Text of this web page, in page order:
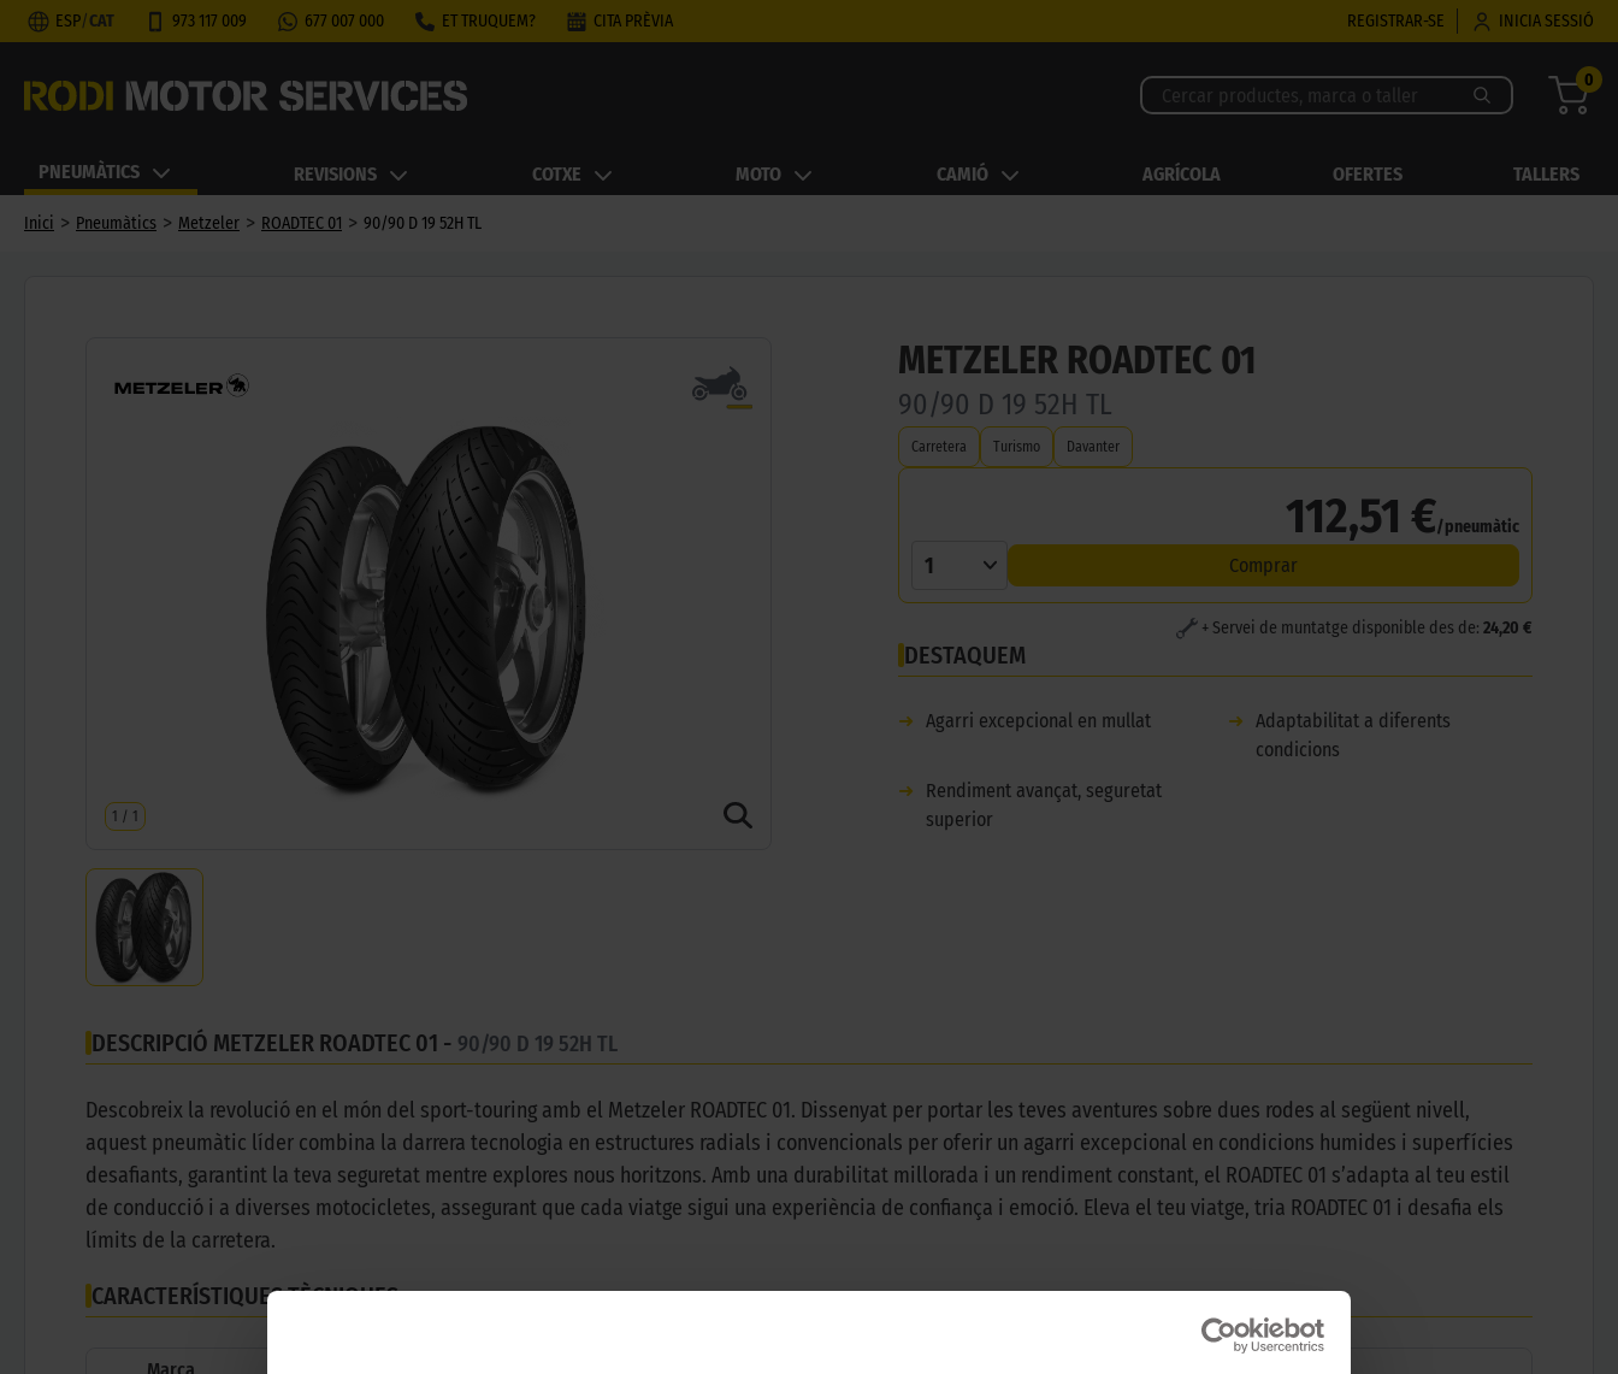
ESP/CAT 973 117 009 677 007 000 ET TRUQUEM? CITA PRÈVIA REGISTRAR-SE INICIA SESSIÓ
0
PNEUMÀTICS REVISIONS COTXE MOTO CAMIÓ AGRÍCOLA OFERTES TALLERS
Inici > Pneumàtics > Metzeler > ROADTEC 01 > 90/90 D 19 52H TL
1 / 1
METZELER ROADTEC 01
90/90 D 19 52H TL
Carretera Turismo Davanter
112,51 €/pneumàtic
1 Comprar
+ Servei de muntatge disponible des de: 24,20 €
DESTAQUEM
➜ Agarri excepcional en mullat ➜ Adaptabilitat a diferents
condicions
➜
Rendiment avançat, seguretat
superior
DESCRIPCIÓ METZELER ROADTEC 01 - 90/90 D 19 52H TL
Descobreix la revolució en el món del sport-touring amb el Metzeler ROADTEC 01. Dissenyat per portar les teves aventures sobre dues rodes al següent nivell,
aquest pneumàtic líder combina la darrera tecnologia en estructures radials i convencionals per oferir un agarri excepcional en condicions humides i superfícies
desafiants, garantint la teva seguretat mentre explores nous horitzons. Amb una durabilitat millorada i un rendiment constant, el ROADTEC 01 s’adapta al teu estil
de conducció i a diverses motocicletes, assegurant que cada viatge sigui una experiència de confiança i emoció. Eleva el teu viatge, tria ROADTEC 01 i desafia els
límits de la carretera.
CARACTERÍSTIQUES TÈCNIQUES